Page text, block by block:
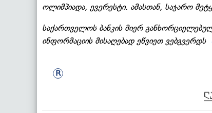
ოლიმპიადა, ევერესტი. ამასთან, საჯარო
საქართველოს ბანკის მიერ
ინფორმაციის მისაღებად ეწვიეთ ვებგვერდს